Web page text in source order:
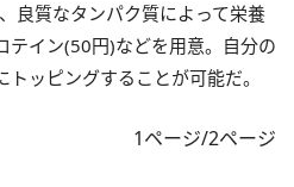
良質なタンパク質によって栄養
テイン(50円)などを用意。自分の
ッピングすることが可能だ。
1ページ/2ページ